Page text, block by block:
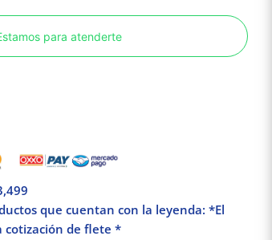
para atenderte
que cuentan con la leyenda: *El
cotización de flete *